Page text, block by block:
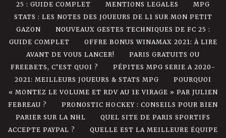
25 : GUIDE COMPLET
MENTIONS LEGALES
MPG
STATS : LES NOTES DES JOUEURS DE L1 SUR MON PETIT
GAZON
NOUVEAUX GESTES TECHNIQUES DE FC 25 :
GUIDE COMPLET
OFFRE BONUS WINAMAX 2021: À LIRE
AVANT DE VOUS LANCER!
PARIS GRATUITS OU
FREEBETS, C’EST QUOI ?
PÉPITES MPG SERIE A 2020-
2021: MEILLEURS JOUEURS & STATS MPG
POURQUOI
« MONTEZ LE VOLUME ET RDV AU 1E VIRAGE » PAR JULIEN
FEBREAU ?
PRONOSTIC HOCKEY : CONSEILS POUR BIEN
PARIER SUR LA NHL
QUEL SITE DE PARIS SPORTIFS
ACCEPTE PAYPAL ?
QUELLE EST LA MEILLEURE ÉQUIPE